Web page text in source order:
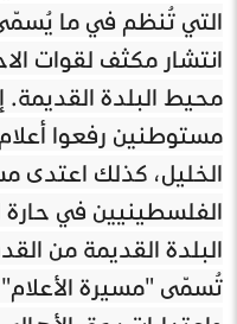
التي تُنظم في ما
انتشار مكثف لقوات
محيط البلدة
مستوطنين رفعوا
الخليل، كذلك اعتدى
الفلسطينيين في حارة
البلدة القديمة من
تُسمّى "مسيرة